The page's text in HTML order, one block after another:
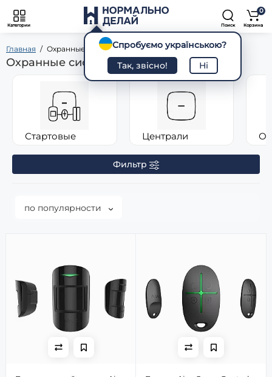
Категории Поиск
0
Корзина
Главная Охранные системы
Охранные системы
Стартовые
Централи
Фильтр
по популярности
Спробуємо українською?
Так, звісно!
Ні